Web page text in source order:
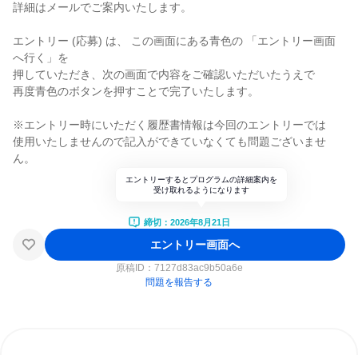
詳細はメールでご案内いたします。
エントリー (応募) は、 この画面にある青色の 「エントリー画面
へ行く」を
押していただき、次の画面で内容をご確認いただいたうえで
再度青色のボタンを押すことで完了いたします。
※エントリー時にいただく履歴書情報は今回のエントリーでは
使用いたしませんので記入ができていなくても問題ございませ
ん。
エントリーするとプログラムの詳細案内を
受け取れるようになります
締切：2026年8月21日
エントリー画面へ
原稿ID： 7127d83ac9b50a6e
問題を報告する